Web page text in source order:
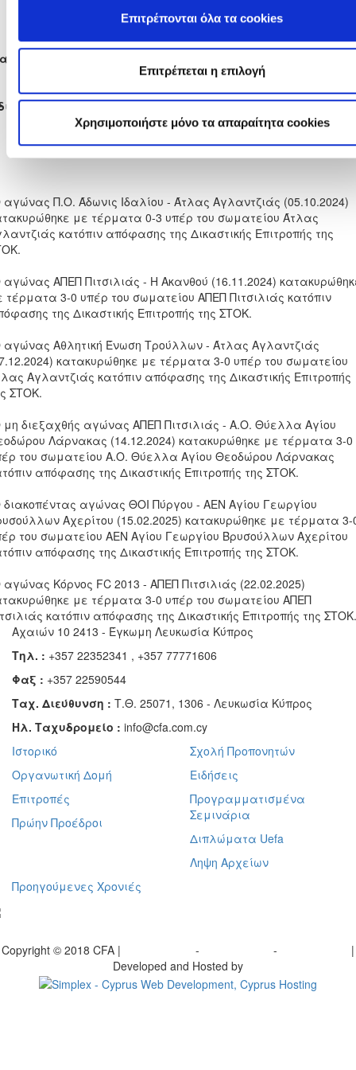
Επιτρέπονται όλα τα cookies
Επιτρέπεται η επιλογή
Χρησιμοποιήστε μόνο τα απαραίτητα cookies
Α' Βοηθός Διαιτητής
ΑΝΔΡΕΑΣ ΓΕΩΡΓΙΟΥ Σ.
Β' Βοηθός Διαιτητής
ΕΛΙΝΑ ΚΩΣΤΑ
Παρατηρητής
ΑΝΔΡΕΑΣ ΛΑΟΥΤΑΡΗΣ
ΓΗΠΕΔΟ ΟΛΥΜΠΙΑΔΑΣ ΛΥΜΠΙΩΝ
αγώνας Π.Ο. Άδωνις Ιδαλίου - Άτλας Αγλαντζιάς (05.10.2024)
με τέρματα 0-3 υπέρ του σωματείου Άτλας
κατόπιν απόφασης της Δικαστικής Επιτροπής της
αγώνας ΑΠΕΠ Πιτσιλιάς - Η Ακανθού (16.11.2024)
τέρματα 3-0 υπέρ του σωματείου ΑΠΕΠ Πιτσιλιάς κατόπιν
της Δικαστικής Επιτροπής της ΣΤΟΚ.
αγώνας Αθλητική Ένωση Τρούλλων - Άτλας Αγλαντζιάς
κατακυρώθηκε με τέρματα 3-0 υπέρ του σωματείου
Αγλαντζιάς κατόπιν απόφασης της Δικαστικής Επιτροπής
ΣΤΟΚ.
μη διεξαχθής αγώνας ΑΠΕΠ Πιτσιλιάς - Α.Ο. Θύελλα Αγίου
Λάρνακας (14.12.2024) κατακυρώθηκε με τέρματα 3-0
του σωματείου Α.Ο. Θύελλα Αγίου Θεοδώρου Λάρνακας
απόφασης της Δικαστικής Επιτροπής της ΣΤΟΚ.
διακοπέντας αγώνας ΘΟΙ Πύργου - ΑΕΝ Αγίου Γεωργίου
Αχερίτου (15.02.2025) κατακυρώθηκε με τέρματα 3-
του σωματείου ΑΕΝ Αγίου Γεωργίου Βρυσούλλων Αχερίτου
απόφασης της Δικαστικής Επιτροπής της ΣΤΟΚ.
Κόρνος FC 2013 - ΑΠΕΠ Πιτσιλιάς (22.02.2025)
με τέρματα 3-0 υπέρ του σωματείου ΑΠΕΠ
κατόπιν απόφασης της Δικαστικής Επιτροπής της ΣΤΟΚ.
Αχαιών 10 2413 - Έγκωμη Λευκωσία Κύπρος
Τηλ. : +357 22352341 , +357 77771606
Φαξ : +357 22590544
Ταχ. Διεύθυνση : Τ.Θ. 25071, 1306 - Λευκωσία Κύπρος
Ηλ. Ταχυδρομείο : info@cfa.com.cy
Ιστορικό
Οργανωτική Δομή
Επιτροπές
Πρώην Προέδροι
Σχολή Προπονητών
Ειδήσεις
Προγραμματισμένα
Σεμινάρια
Διπλώματα Uefa
Ληψη Αρχείων
Προηγούμενες Χρονιές
Copyright © 2018 CFA | - -
|
Developed and Hosted by